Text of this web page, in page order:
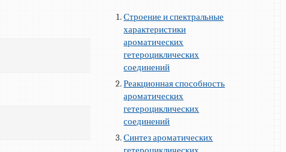
Строение и спектральные
характеристики
ароматических
гетероциклических
соединений
Реакционная способность
ароматических
гетероциклических
соединений
Синтез ароматических